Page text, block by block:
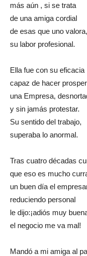
más aún , si se trata
de una amiga cordial
de esas que uno valora,
su labor profesional.
Ella fue con su eficacia
capaz de hacer
una Empresa,
y sin jamás protestar.
Su sentido del trabajo,
superaba lo anormal.
Tras cuatro décadas
que eso es mucho
un buen día el
reduciendo personal
le dijo:¡adiós muy
el negocio me va mal!
Mandó a mi amiga al